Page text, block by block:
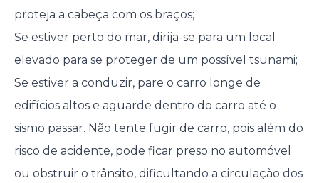
proteja a cabeça com os braços;
Se estiver perto do mar, dirija-se para um local
elevado para se proteger de um possível tsunami;
Se estiver a conduzir, pare o carro longe de
edifícios altos e aguarde dentro do carro até o
sismo passar. Não tente fugir de carro, pois além do
risco de acidente, pode ficar preso no automóvel
ou obstruir o trânsito, dificultando a circulação dos